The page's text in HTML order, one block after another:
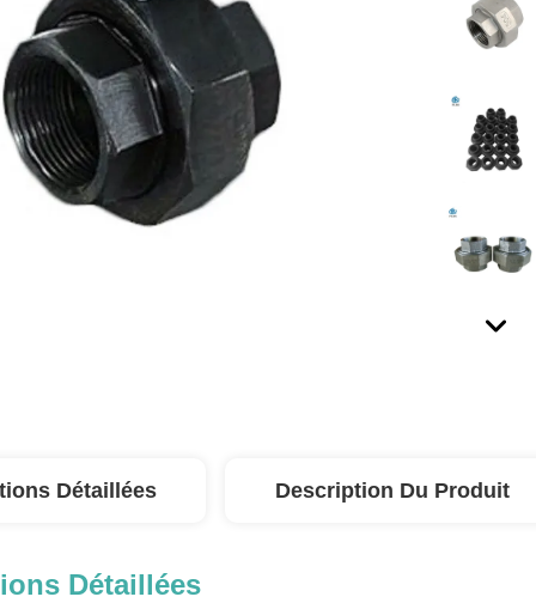
Détaillées Description Du Produit
Détaillées